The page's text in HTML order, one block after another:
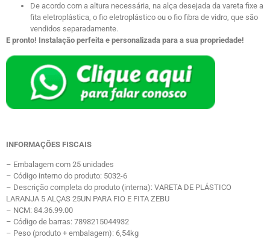
De acordo com a altura necessária, na alça desejada da vareta fixe a
fita eletroplástica, o fio eletroplástico ou o fio fibra de vidro, que são
vendidos separadamente.
E pronto! Instalação perfeita e personalizada para a sua propriedade!
INFORMAÇÕES FISCAIS
– Embalagem com 25 unidades
– Código interno do produto: 5032-6
– Descrição completa do produto (interna): VARETA DE PLÁSTICO
LARANJA 5 ALÇAS 25UN PARA FIO E FITA ZEBU
– NCM: 84.36.99.00
– Código de barras: 7898215044932
– Peso (produto + embalagem): 6,54kg